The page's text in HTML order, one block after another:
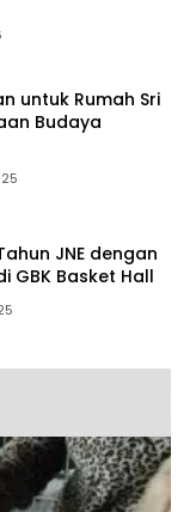
untuk Rumah Sri
Budaya
JNE dengan
GBK Basket Hall